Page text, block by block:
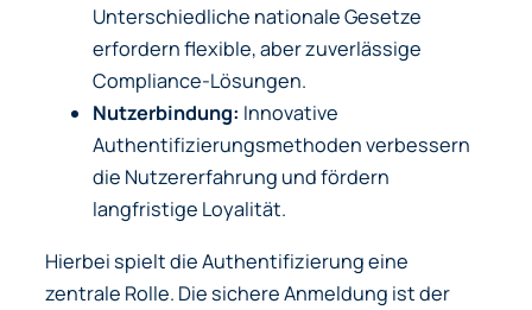
Unterschiedliche nationale Gesetze
erfordern flexible, aber zuverlässige
Compliance-Lösungen.
Nutzerbindung: Innovative
Authentifizierungsmethoden verbessern
die Nutzererfahrung und fördern
langfristige Loyalität.
Hierbei spielt die Authentifizierung eine
zentrale Rolle. Die sichere Anmeldung ist der